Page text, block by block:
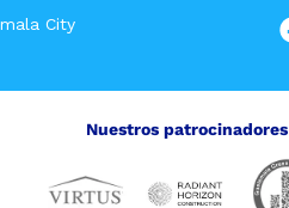
City
Nuestros patrocinadores